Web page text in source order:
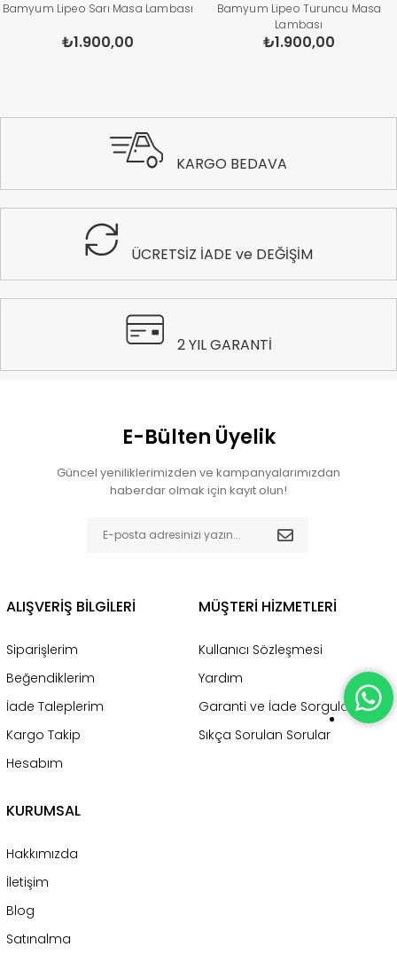
Bamyum Lipeo Sarı Masa Lambası
₺1.900,00
Bamyum Lipeo Turuncu Masa
Lambası
₺1.900,00
KARGO BEDAVA
ÜCRETSİZ İADE ve DEĞİŞİM
2 YIL GARANTİ
E-Bülten Üyelik
Güncel yeniliklerimizden ve kampanyalarımızdan
haberdar olmak için kayıt olun!
ALIŞVERİŞ BİLGİLERİ
Siparişlerim
Beğendiklerim
İade Taleplerim
Kargo Takip
Hesabım
MÜŞTERİ HİZMETLERİ
Kullanıcı Sözleşmesi
Yardım
Garanti ve İade Sorgulama
Sıkça Sorulan Sorular
KURUMSAL
Hakkımızda
İletişim
Blog
Satınalma